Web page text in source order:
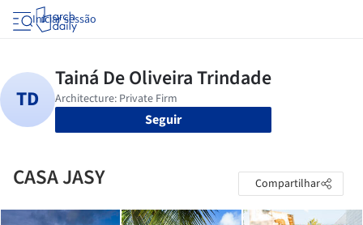
Iniciar sessão
Seguir
CASA JASY Compartilhar